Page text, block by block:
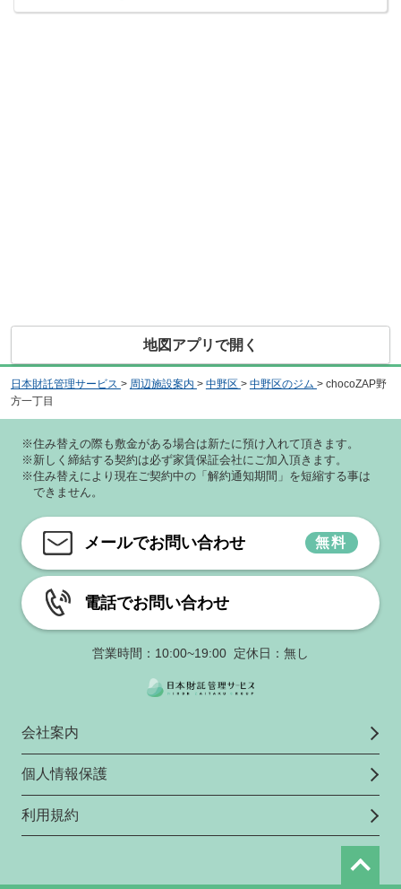
地図アプリで開く
日本財託管理サービス > 周辺施設案内 > 中野区 > 中野区のジム > chocoZAP野
方一丁目
※住み替えの際も敷金がある場合は新たに預け入れて頂きます。
※新しく締結する契約は必ず家賃保証会社にご加入頂きます。
※住み替えにより現在ご契約中の「解約通知期間」を短縮する事は
できません。
メールでお問い合わせ 無料
電話でお問い合わせ
営業時間：10:00~19:00 定休日：無し
会社案内
個人情報保護
利用規約